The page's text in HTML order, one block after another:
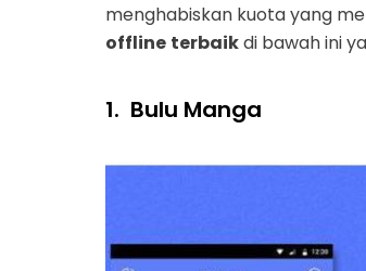
menghabiskan kuota yang
offline terbaikdi bawah ini
1. Bulu Manga